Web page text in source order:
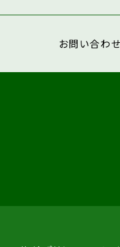
お問い合わせ